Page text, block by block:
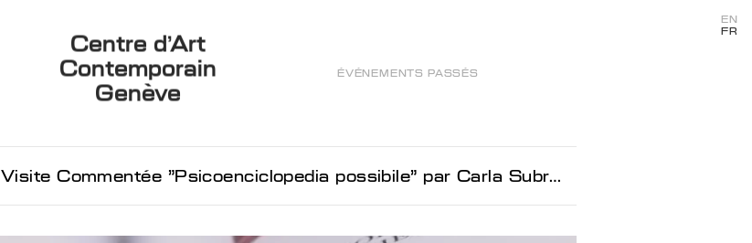
Centre d’Art
Contemporain
Genève
ÉVÉNEMENTS PASSÉS
EN
FR
Visite Commentée "Psicoenciclopedia possibile" par Carla Subrizi